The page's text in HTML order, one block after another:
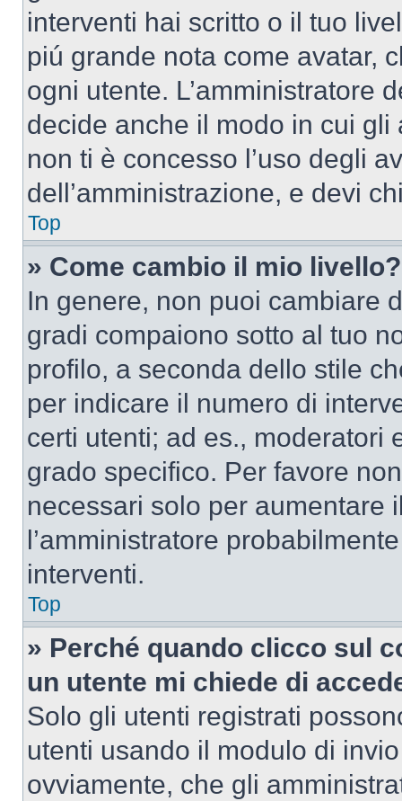
interventi hai scritto o il tuo
piú grande nota come avatar,
ogni utente. L’amministratore
decide anche il modo in cui
non ti è concesso l’uso degli
dell’amministrazione, e devi
Top
» Come cambio il mio livello?
In genere, non puoi cambiare
gradi compaiono sotto al tuo
profilo, a seconda dello stile
per indicare il numero di
certi utenti; ad es., moderatori
grado specifico. Per favore
necessari solo per aumentare
l’amministratore
interventi.
Top
» Perché quando clicco sul
un utente mi chiede di
Solo gli utenti registrati
utenti usando il modulo di
ovviamente, che gli